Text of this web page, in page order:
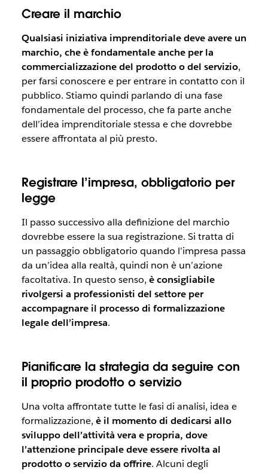
Creare il marchio
Qualsiasi iniziativa imprenditoriale deve avere un
marchio, che è fondamentale anche per la
commercializzazione del prodotto o del servizio,
per farsi conoscere e per entrare in contatto con il
pubblico. Stiamo quindi parlando di una fase
fondamentale del processo, che fa parte anche
dell’idea imprenditoriale stessa e che dovrebbe
essere affrontata al più presto.
Registrare l’impresa, obbligatorio per
legge
Il passo successivo alla definizione del marchio
dovrebbe essere la sua registrazione. Si tratta di
un passaggio obbligatorio quando l’impresa passa
da un’idea alla realtà, quindi non è un’azione
facoltativa. In questo senso, è consigliabile
rivolgersi a professionisti del settore per
accompagnare il processo di formalizzazione
legale dell’impresa.
Pianificare la strategia da seguire con
il proprio prodotto o servizio
Una volta affrontate tutte le fasi di analisi, idea e
formalizzazione, è il momento di dedicarsi allo
sviluppo dell’attività vera e propria, dove
l’attenzione principale deve essere rivolta al
prodotto o servizio da offrire. Alcuni degli